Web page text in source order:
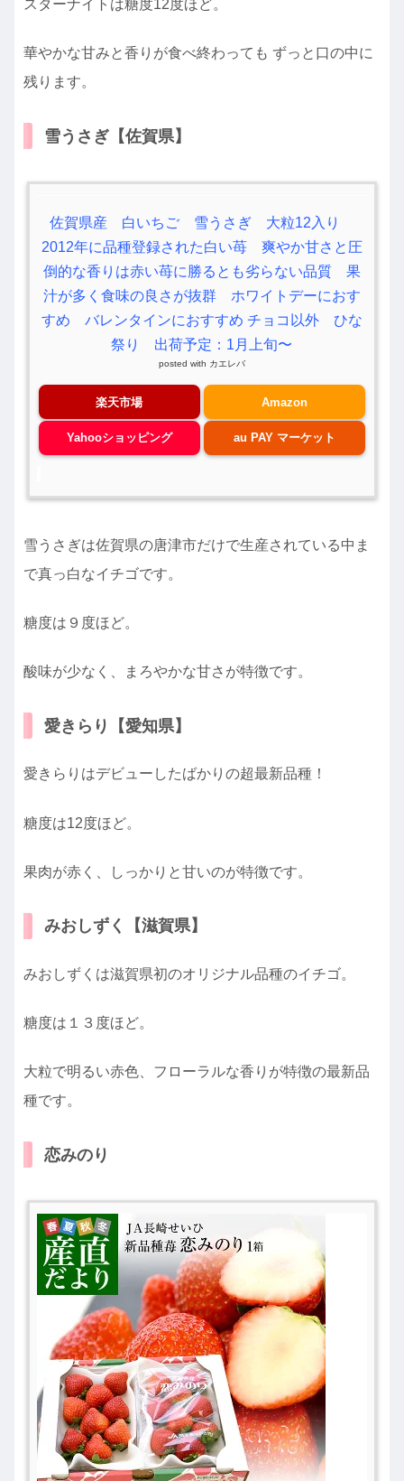
スターナイトは糖度12度ほど。
華やかな甘みと香りが食べ終わっても ずっと口の中に
残ります。
雪うさぎ【佐賀県】
佐賀県産 白いちご 雪うさぎ 大粒12入り
2012年に品種登録された白い苺 爽やか甘さと圧
倒的な香りは赤い苺に勝るとも劣らない品質 果
汁が多く食味の良さが抜群 ホワイトデーにおす
すめ バレンタインにおすすめ チョコ以外 ひな
祭り 出荷予定：1月上旬〜
posted with カエレバ
楽天市場 Amazon
Yahooショッピング au PAY マーケット
雪うさぎは佐賀県の唐津市だけで生産されている中ま
で真っ白なイチゴです。
糖度は９度ほど。
酸味が少なく、まろやかな甘さが特徴です。
愛きらり【愛知県】
愛きらりはデビューしたばかりの超最新品種！
糖度は12度ほど。
果肉が赤く、しっかりと甘いのが特徴です。
みおしずく【滋賀県】
みおしずくは滋賀県初のオリジナル品種のイチゴ。
糖度は１３度ほど。
大粒で明るい赤色、フローラルな香りが特徴の最新品
種です。
恋みのり